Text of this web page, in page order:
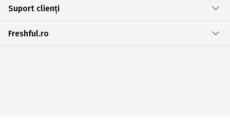
Suport clienți
Freshful.ro